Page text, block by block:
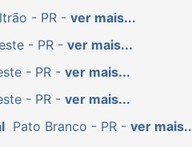
- PR - ver mais...
- PR - ver mais...
- PR - ver mais...
- PR - ver mais...
Pato Branco - PR - ver